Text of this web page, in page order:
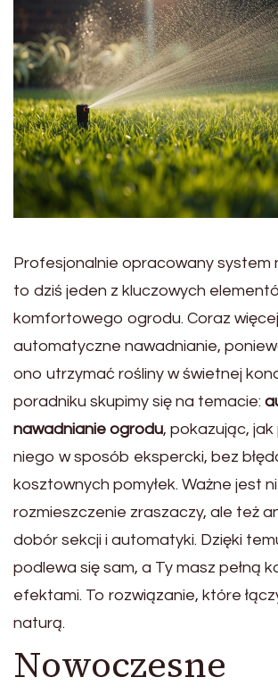
Profesjonalnie opracowany system
to dziś jeden z kluczowych
komfortowego ogrodu. Coraz
automatyczne nawadnianie,
ono utrzymać rośliny w świetnej
poradniku skupimy się na temacie:
nawadnianie ogrodu, pokazując,
niego w sposób ekspercki, bez
kosztownych pomyłek. Ważne jest
rozmieszczenie zraszaczy, ale też
dobór sekcji i automatyki. Dzięki
podlewa się sam, a Ty masz pełną
efektami. To rozwiązanie, które
naturą.
Nowoczesne